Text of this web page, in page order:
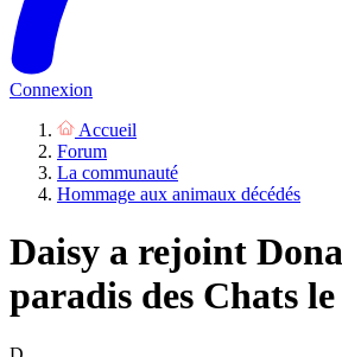
Connexion
Accueil
Forum
La communauté
Hommage aux animaux décédés
Daisy a rejoint
paradis des Chats